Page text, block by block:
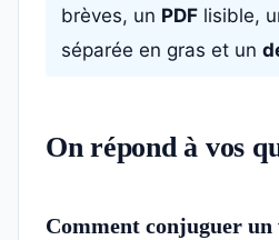
brèves, un PDF lisible,
séparée en gras et un
On répond à vos
Comment conjuguer